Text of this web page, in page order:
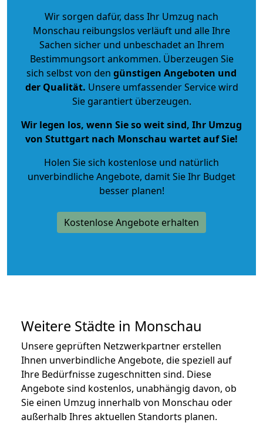
Wir sorgen dafür, dass Ihr Umzug nach
Monschau reibungslos verläuft und alle Ihre
Sachen sicher und unbeschadet an Ihrem
Bestimmungsort ankommen. Überzeugen Sie
sich selbst von den günstigen Angeboten und
der Qualität. Unsere umfassender Service wird
Sie garantiert überzeugen.
Wir legen los, wenn Sie so weit sind, Ihr Umzug
von Stuttgart nach Monschau wartet auf Sie!
Holen Sie sich kostenlose und natürlich
unverbindliche Angebote, damit Sie Ihr Budget
besser planen!
Kostenlose Angebote erhalten
Weitere Städte in Monschau
Unsere geprüften Netzwerkpartner erstellen
Ihnen unverbindliche Angebote, die speziell auf
Ihre Bedürfnisse zugeschnitten sind. Diese
Angebote sind kostenlos, unabhängig davon, ob
Sie einen Umzug innerhalb von Monschau oder
außerhalb Ihres aktuellen Standorts planen.